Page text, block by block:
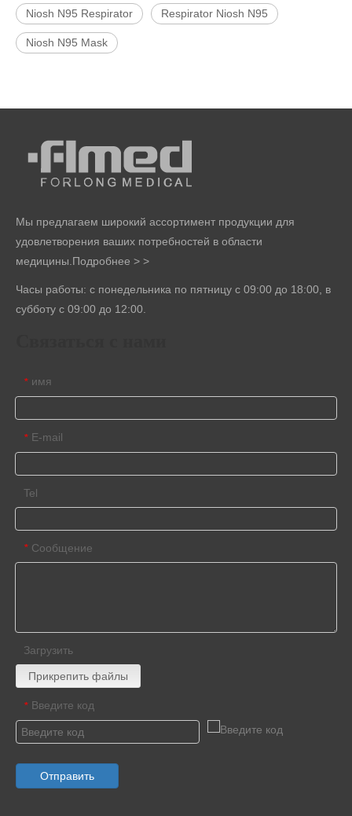
Niosh N95 Respirator Respirator Niosh N95
Niosh N95 Mask
Мы предлагаем широкий ассортимент продукции для
удовлетворения ваших потребностей в области
медицины. Подробнее > >
Часы работы: с понедельника по пятницу с 09:00 до 18:00, в
субботу с 09:00 до 12:00.
* имя
* E-mail
Tel
* Сообщение
Загрузить
Прикрепить файлы
* Введите код
Отправить